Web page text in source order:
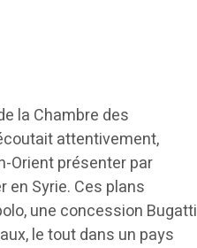
la Chambre des
attentivement,
Orient présenter par
Syrie. Ces plans
une concession Bugatti
le tout dans un pays